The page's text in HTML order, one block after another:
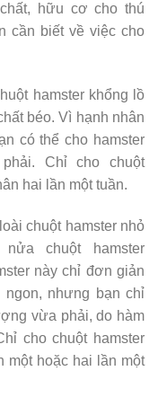
hữu cơ cho thú
cần biết về việc cho
hamster khổng lồ
béo. Vì hạnh nhân
có thể cho hamster
Chỉ cho chuột
hai lần một tuần.
chuột hamster nhỏ
chuột hamster
này chỉ đơn giản
ngon, nhưng bạn chỉ
vừa phải, do hàm
cho chuột hamster
một hoặc hai lần một